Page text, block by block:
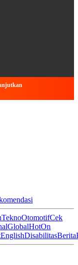
TeknoOtomotifCek
GlobalHotOn
EnglishDisabilitasBerita